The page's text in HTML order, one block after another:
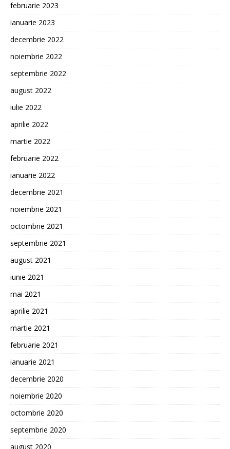
februarie 2023
ianuarie 2023
decembrie 2022
noiembrie 2022
septembrie 2022
august 2022
iulie 2022
aprilie 2022
martie 2022
februarie 2022
ianuarie 2022
decembrie 2021
noiembrie 2021
octombrie 2021
septembrie 2021
august 2021
iunie 2021
mai 2021
aprilie 2021
martie 2021
februarie 2021
ianuarie 2021
decembrie 2020
noiembrie 2020
octombrie 2020
septembrie 2020
august 2020